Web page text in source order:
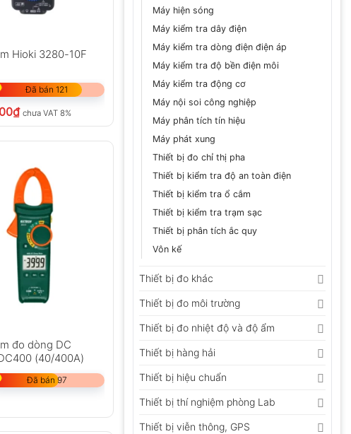
Máy hiện sóng
Máy kiểm tra dây điện
Máy kiểm tra dòng điện điện áp
Máy kiểm tra độ bền điện môi
Máy kiểm tra động cơ
Máy nội soi công nghiệp
Máy phân tích tín hiệu
Máy phát xung
Thiết bị đo chỉ thị pha
Thiết bị kiểm tra độ an toàn điện
Thiết bị kiểm tra ổ cắm
Thiết bị kiểm tra trạm sạc
Thiết bị phân tích ắc quy
Vôn kế
Thiết bị đo khác
Thiết bị đo môi trường
Thiết bị đo nhiệt độ và độ ẩm
Thiết bị hàng hải
Thiết bị hiệu chuẩn
Thiết bị thí nghiệm phòng Lab
Thiết bị viễn thông, GPS
Hioki 3280-10F
Đã bán 121
₫ chưa VAT 8%
đo dòng DC
(40/400A)
Đã bán 97